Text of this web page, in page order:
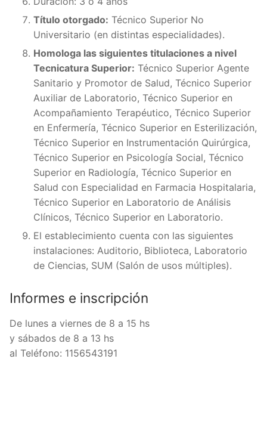
Título otorgado: Técnico Superior No
Universitario (en distintas especialidades).
Homologa las siguientes titulaciones a nivel
Tecnicatura Superior: Técnico Superior Agente
Sanitario y Promotor de Salud, Técnico Superior
Auxiliar de Laboratorio, Técnico Superior en
Acompañamiento Terapéutico, Técnico Superior
en Enfermería, Técnico Superior en Esterilización,
Técnico Superior en Instrumentación Quirúrgica,
Técnico Superior en Psicología Social, Técnico
Superior en Radiología, Técnico Superior en
Salud con Especialidad en Farmacia Hospitalaria,
Técnico Superior en Laboratorio de Análisis
Clínicos, Técnico Superior en Laboratorio.
El establecimiento cuenta con las siguientes
instalaciones: Auditorio, Biblioteca, Laboratorio
de Ciencias, SUM (Salón de usos múltiples).
Informes e inscripción
De lunes a viernes de 8 a 15 hs
y sábados de 8 a 13 hs
al Teléfono: 1156543191